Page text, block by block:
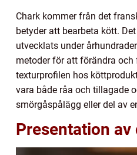
Chark kommer från det
betyder att bearbeta kött.
utvecklats under
metoder för att förändra och
texturprofilen hos
vara både råa och tillagade
smörgåspålägg eller del av
Presentation av